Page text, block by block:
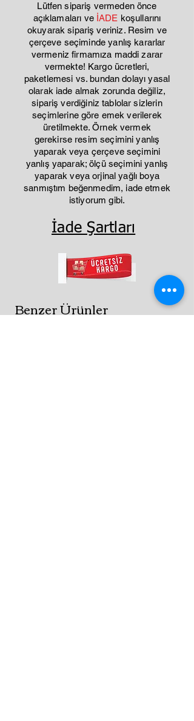
Lütfen sipariş vermeden önce
açıklamaları ve İADE koşullarını
okuyarak sipariş veriniz. Resim ve
çerçeve seçiminde yanlış kararlar
vermeniz firmamıza maddi zarar
vermekte! Kargo ücretleri,
paketlemesi vs. bundan dolayı yasal
olarak iade almak zorunda değiliz,
sipariş verdiğiniz tablolar sizlerin
seçimlerine göre emek verilerek
üretilmekte. Örnek vermek
gerekirse resim seçimini yanlış
yaparak veya çerçeve seçimini
yanlış yaparak; ölçü seçimini yanlış
yaparak veya orjinal yağlı boya
sanmıştım beğenmedim, iade etmek
istiyorum gibi.
İade Şartları
Benzer Ürünler